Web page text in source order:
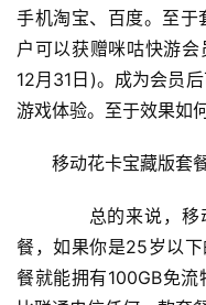
挖
手机淘宝、百度。至于
户可以获赠咪咕快游
12月31日)。成为会员
游戏体验。至于效果如
移动花卡宝藏版套
总的来说，移
餐，如果你是25岁以
餐就能拥有100GB免流